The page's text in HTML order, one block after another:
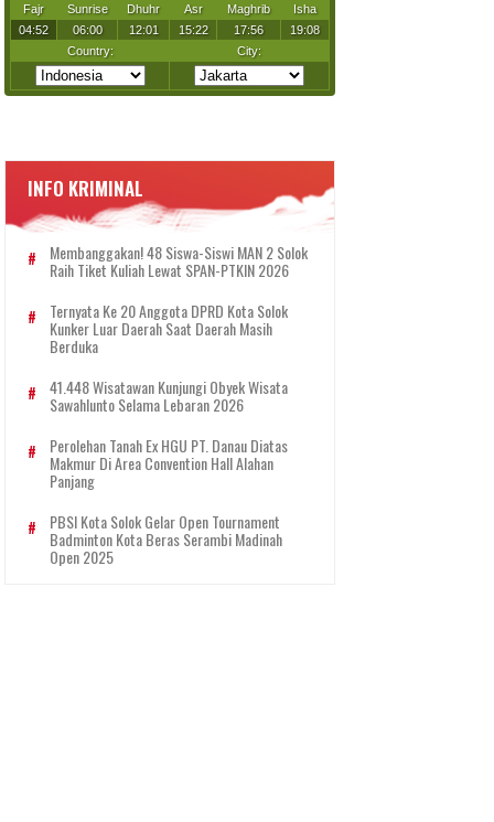
INFO KRIMINAL
Membanggakan! 48 Siswa-Siswi MAN 2 Solok
Raih Tiket Kuliah Lewat SPAN-PTKIN 2026
Ternyata Ke 20 Anggota DPRD Kota Solok
Kunker Luar Daerah Saat Daerah Masih
Berduka
41.448 Wisatawan Kunjungi Obyek Wisata
Sawahlunto Selama Lebaran 2026
Perolehan Tanah Ex HGU PT. Danau Diatas
Makmur Di Area Convention Hall Alahan
Panjang
PBSI Kota Solok Gelar Open Tournament
Badminton Kota Beras Serambi Madinah
Open 2025